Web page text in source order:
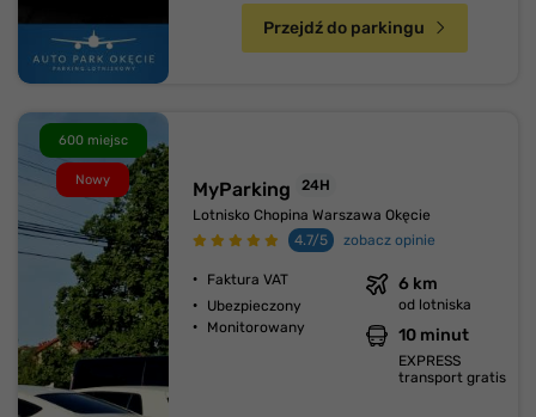
Przejdź do parkingu
600 miejsc
Nowy MyParking
24H
Lotnisko Chopina Warszawa Okęcie
4.7/5
zobacz opinie
Faktura VAT
Ubezpieczony
Monitorowany
6 km
od lotniska
10 minut
EXPRESS
transport gratis